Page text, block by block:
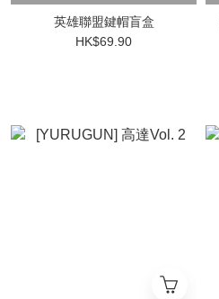
英雄聯盟鍵帽盲盒
HK$69.90